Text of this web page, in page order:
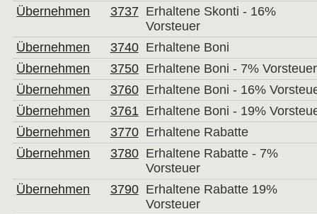
Übernehmen
3737 Erhaltene Skonti - 16%
Vorsteuer
Übernehmen
3740 Erhaltene Boni
Übernehmen
3750 Erhaltene Boni - 7% Vorsteuer
Übernehmen
3760 Erhaltene Boni - 16%
Übernehmen
3761 Erhaltene Boni - 19%
Übernehmen
3770 Erhaltene Rabatte
Übernehmen
3780 Erhaltene Rabatte - 7%
Vorsteuer
Übernehmen
3790 Erhaltene Rabatte 19%
Vorsteuer